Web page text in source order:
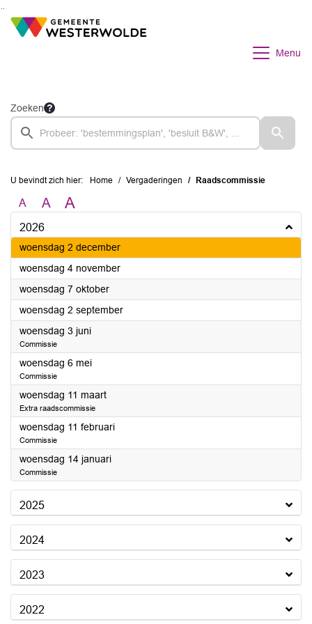
Ga naar de inhoud van deze pagina
Ga naar het zoeken
Ga naar het menu
Menu
Zoeken
U bevindt zich hier: Home Vergaderingen Raadscommissie
A A A
2026
woensdag 2 december2026
woensdag 4 november2026
woensdag 7 oktober2026
woensdag 2 september2026
woensdag 3 juni2026
Commissie
woensdag 6 mei2026
Commissie
woensdag 11 maart2026
Extra raadscommissie
woensdag 11 februari2026
Commissie
woensdag 14 januari2026
Commissie
2025
2024
2023
2022